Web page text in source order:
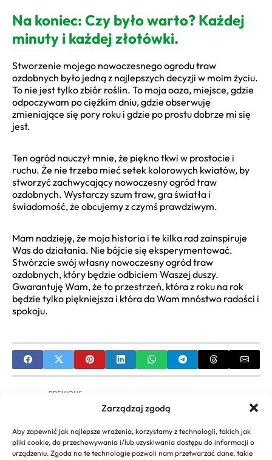
Zarządzaj zgodą
Aby zapewnić jak najlepsze wrażenia, korzystamy z technologii, takich jak
pliki cookie, do przechowywania i/lub uzyskiwania dostępu do informacji o
urządzeniu. Zgoda na te technologie pozwoli nam przetwarzać dane, takie
Na koniec: Czy było warto? Każdej
minuty i każdej złotówki.
Stworzenie mojego nowoczesnego ogrodu traw
ozdobnych było jedną z najlepszych decyzji w moim życiu.
To nie jest tylko zbiór roślin. To moja oaza, miejsce, gdzie
odpoczywam po ciężkim dniu, gdzie obserwuję
zmieniające się pory roku i gdzie po prostu dobrze mi się
jest.
Ten ogród nauczył mnie, że piękno tkwi w prostocie i
ruchu. Że nie trzeba mieć setek kolorowych kwiatów, by
stworzyć zachwycający nowoczesny ogród traw
ozdobnych. Wystarczy szum traw, gra światła i
świadomość, że obcujemy z czymś prawdziwym.
Mam nadzieję, że moja historia i te kilka rad zainspiruje
Was do działania. Nie bójcie się eksperymentować.
Stwórzcie swój własny nowoczesny ogród traw
ozdobnych, który będzie odbiciem Waszej duszy.
Gwarantuję Wam, że to przestrzeń, która z roku na rok
będzie tylko piękniejsza i która da Wam mnóstwo radości i
spokoju.
PREVIOUS
Kompleksowy Przewodnik po Kamieniach
Ozdobnych do Ogrodu: Od Inspiracji po Zakup i
Aranżację